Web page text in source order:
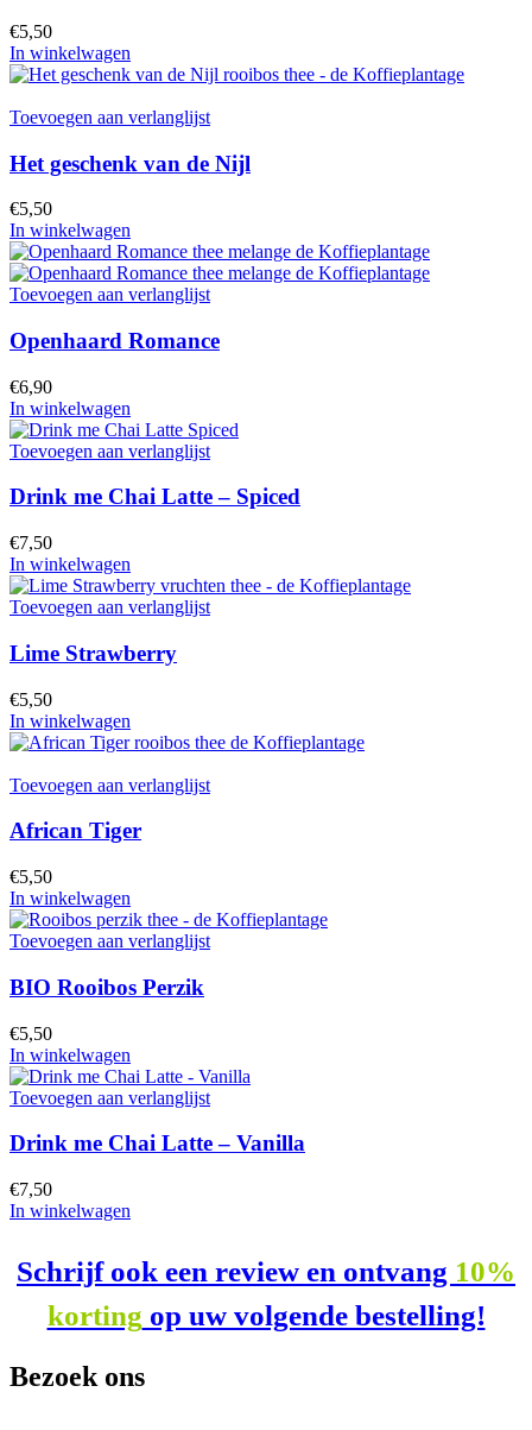
€5,50
In winkelwagen
Toevoegen aan verlanglijst
Het geschenk van de Nijl
€5,50
In winkelwagen
Toevoegen aan verlanglijst
Openhaard Romance
€6,90
In winkelwagen
Toevoegen aan verlanglijst
Drink me Chai Latte – Spiced
€7,50
In winkelwagen
Toevoegen aan verlanglijst
Lime Strawberry
€5,50
In winkelwagen
Toevoegen aan verlanglijst
African Tiger
€5,50
In winkelwagen
Toevoegen aan verlanglijst
BIO Rooibos Perzik
€5,50
In winkelwagen
Toevoegen aan verlanglijst
Drink me Chai Latte – Vanilla
€7,50
In winkelwagen
Schrijf ook een review en ontvang 10%
korting op uw volgende bestelling!
Bezoek ons